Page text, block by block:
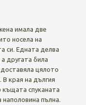
имала две
носела на
си. Едната делва
другата била
цялото
В края на дългия
спуканата
наполовина пълна.